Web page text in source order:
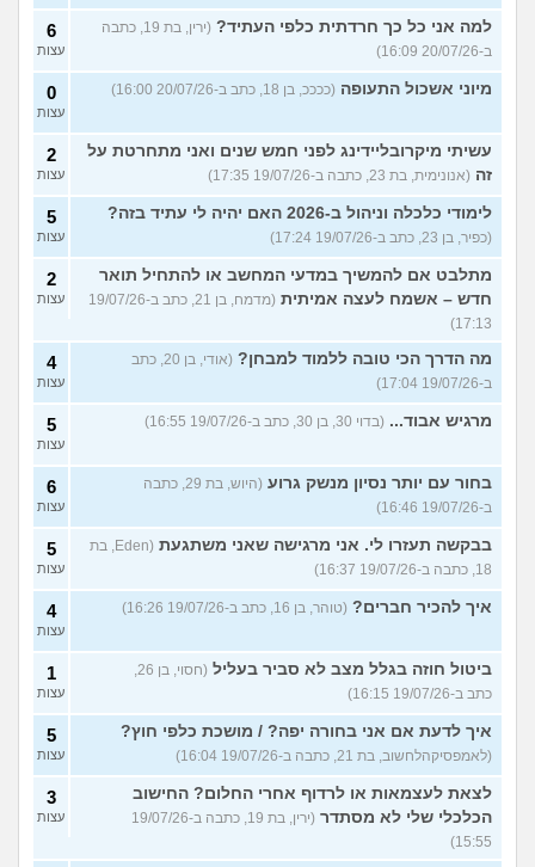
למה אני כל כך חרדתית כלפי העתיד?
(ירין, בת 19, כתבה
ב-20/07/26 16:09)
6
עצות
מיוני אשכול התעופה (ככככ, בן 18, כתב ב-20/07/26 16:00) 0
עצות
עשיתי מיקרובליידינג לפני חמש שנים ואני מתחרטת על
זה (אנונימית, בת 23, כתבה ב-19/07/26 17:35)
2
עצות
לימודי כלכלה וניהול ב-2026 האם יהיה לי עתיד בזה?
(כפיר, בן 23, כתב ב-19/07/26 17:24)
5
עצות
מתלבט אם להמשיך במדעי המחשב או להתחיל תואר
חדש – אשמח לעצה אמיתית
(מדמח, בן 21, כתב ב-19/07/26
17:13)
2
עצות
מה הדרך הכי טובה ללמוד למבחן?
(אודי, בן 20, כתב
ב-19/07/26 17:04)
4
עצות
מרגיש אבוד... (בדוי 30, בן 30, כתב ב-19/07/26 16:55) 5
עצות
בחור עם יותר נסיון מנשק גרוע
(היוש, בת 29, כתבה
ב-19/07/26 16:46)
6
עצות
בבקשה תעזרו לי. אני מרגישה שאני משתגעת
(Eden, בת
18, כתבה ב-19/07/26 16:37)
5
עצות
איך להכיר חברים? (טוהר, בן 16, כתב ב-19/07/26 16:26) 4
עצות
ביטול חוזה בגלל מצב לא סביר בעליל
(חסוי, בן 26,
כתב ב-19/07/26 16:15)
1
עצות
איך לדעת אם אני בחורה יפה? / מושכת כלפי חוץ?
(לאמפסיקהלחשוב, בת 21, כתבה ב-19/07/26 16:04)
5
עצות
לצאת לעצמאות או לרדוף אחרי החלום? החישוב
הכלכלי שלי לא מסתדר
(ירין, בת 19, כתבה ב-19/07/26
15:55)
3
עצות